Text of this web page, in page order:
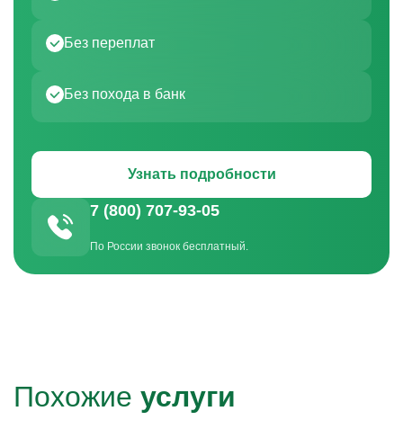
Узнать подробности
7 (800) 707-93-05
По России звонок бесплатный.
Без переплат
Без похода в банк
Похожие услуги